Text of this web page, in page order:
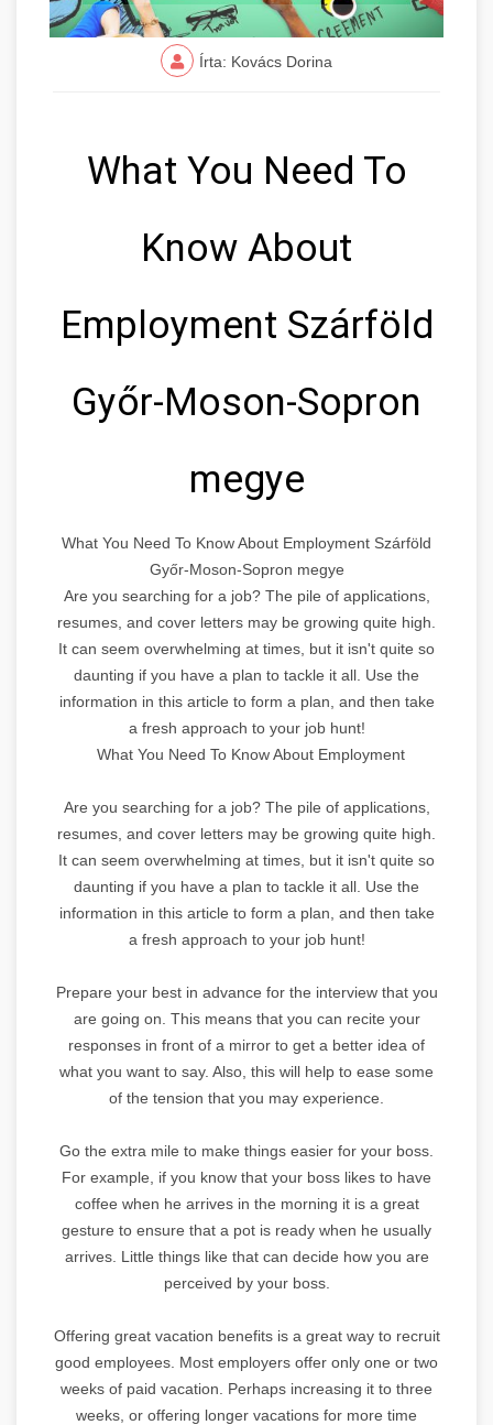
Írta: Kovács Dorina
What You Need To
Know About
Employment Szárföld
Győr-Moson-Sopron
megye
What You Need To Know About Employment Szárföld
Győr-Moson-Sopron megye
Are you searching for a job? The pile of applications,
resumes, and cover letters may be growing quite high.
It can seem overwhelming at times, but it isn't quite so
daunting if you have a plan to tackle it all. Use the
information in this article to form a plan, and then take
a fresh approach to your job hunt!
What You Need To Know About Employment
Are you searching for a job? The pile of applications,
resumes, and cover letters may be growing quite high.
It can seem overwhelming at times, but it isn't quite so
daunting if you have a plan to tackle it all. Use the
information in this article to form a plan, and then take
a fresh approach to your job hunt!
Prepare your best in advance for the interview that you
are going on. This means that you can recite your
responses in front of a mirror to get a better idea of
what you want to say. Also, this will help to ease some
of the tension that you may experience.
Go the extra mile to make things easier for your boss.
For example, if you know that your boss likes to have
coffee when he arrives in the morning it is a great
gesture to ensure that a pot is ready when he usually
arrives. Little things like that can decide how you are
perceived by your boss.
Offering great vacation benefits is a great way to recruit
good employees. Most employers offer only one or two
weeks of paid vacation. Perhaps increasing it to three
weeks, or offering longer vacations for more time